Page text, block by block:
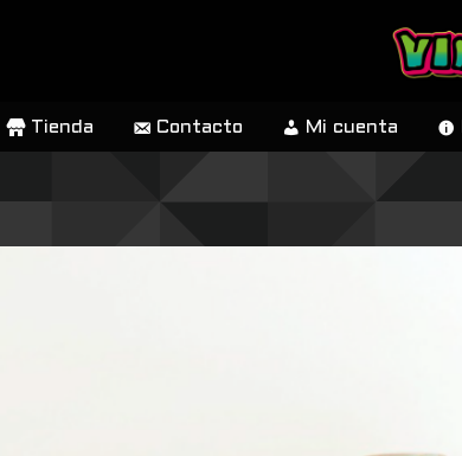
Tienda Contacto Mi cuenta